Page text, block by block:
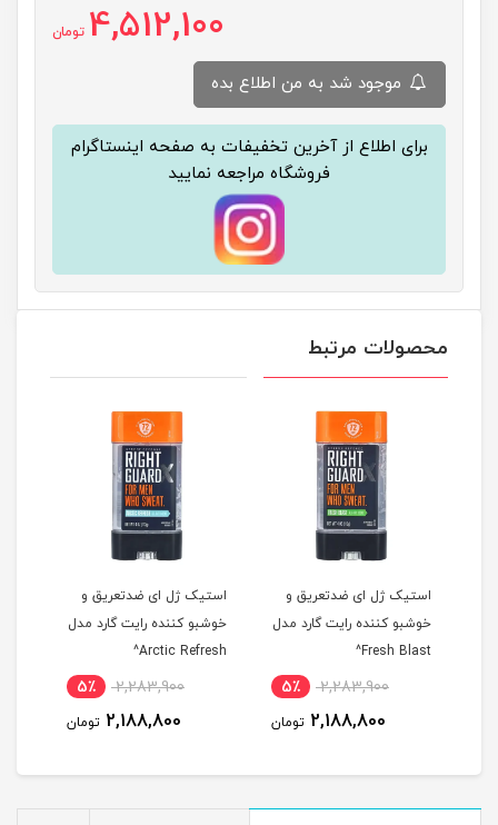
4,512,100 تومان
برای اطلاع از آخرین تخفیفات به صفحه اینستاگرام
فروشگاه مراجعه نمایید
محصولات مرتبط
استیک ژل ای ضدتعریق و
خوشبو کننده رایت گارد مدل
Fresh Blast^
2,283,900 5٪
2,188,800 تومان
استیک ژل ای ضدتعریق و
خوشبو کننده رایت گارد مدل
Arctic Refresh^
2,283,900 5٪
2,188,800 تومان